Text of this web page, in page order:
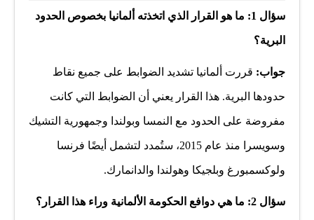
سؤال 1: ما هو القرار الذي اتخذته ألمانيا بخصوص الحدود
البرية؟
جواب: قررت ألمانيا تشديد الضوابط على جميع نقاط
حدودها البرية. هذا القرار يعني أن الضوابط التي كانت
مفروضة على الحدود مع النمسا وبولندا وجمهورية التشيك
وسويسرا منذ عام 2015، ستُمدد لتشمل أيضًا فرنسا
ولوكسمبورغ وبلجيكا وهولندا والدانمارك.
سؤال 2: ما هي دوافع الحكومة الألمانية وراء هذا القرار؟